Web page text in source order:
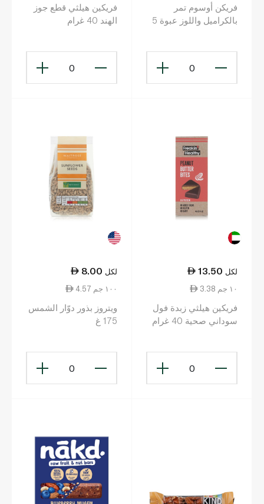
فريكن أوسوم تمر
بالكراميل واللوز عبوة 5
0
فريكين هيلثي قطع جوز
الهند 40 غرام
0
13.50 لكل
3.38 ١٠ جم
فريكين هيلثي زبدة فول
سوداني صحية 40 غرام
0
8.00 لكل
4.57 ١٠٠ جم
ويتروز بذور دوّار الشمس
175 غ
0